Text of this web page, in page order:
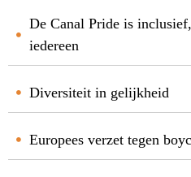
De Canal Pride is
iedereen
Diversiteit in gelijkheid
Europees verzet tegen